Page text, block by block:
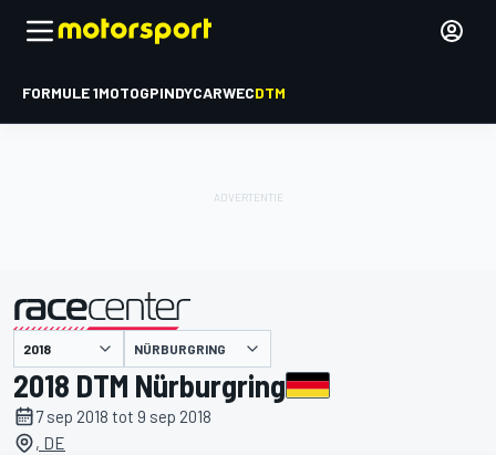
FORMULE 1MOTOGPINDYCARWECDTM
gepresenteerd door NÜRBURGRING
2018 DTM Nürburgring
7 sep 2018 tot 9 sep 2018
, DE